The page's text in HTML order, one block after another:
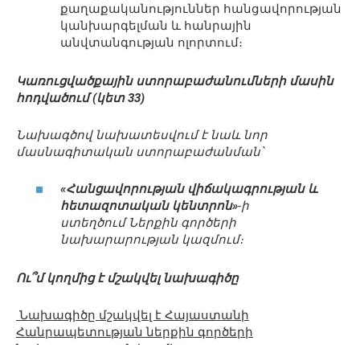
քաղաքականություններ հանցավորության
կանխարգելման և հանրային
անվտանգության ոլորտում։
Կառուցվածքային ստորաբաժանումների մասին
հոդվածում (կետ 33)
Նախագծով նախատեսվում է նաև նոր
մասնագիտական ստորաբաժանման՝
«Հանցավորության վիճակագրության և
հետազոտական կենտրոն»-ի
ստեղծում Ներքին գործերի
նախարարության կազմում։
Ու՞մ կողմից է մշակվել նախագիծը
Նախագիծը մշակվել է Հայաստանի
Հանրապետության ներքին գործերի